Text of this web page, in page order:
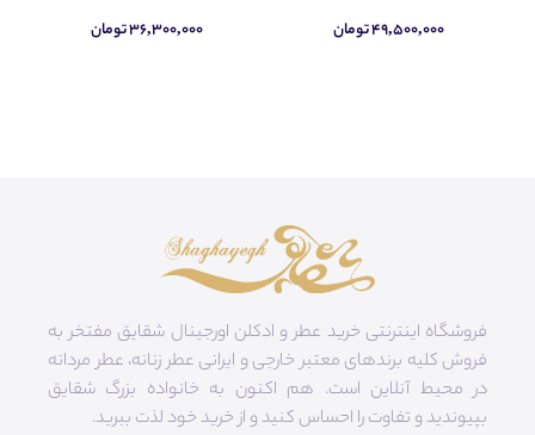
۴۹,۵۰۰,۰۰۰ تومان ۳۶,۳۰۰,۰۰۰ تومان
فروشگاه اینترنتی خرید عطر و ادکلن اورجینال شقایق مفتخر به
فروش کلیه برندهای معتبر خارجی و ایرانی عطر زنانه، عطر مردانه
در محیط آنلاین است. هم‌ اکنون به خانواده بزرگ شقایق
بپیوندید و تفاوت را احساس کنید و از خرید خود لذت ببرید.